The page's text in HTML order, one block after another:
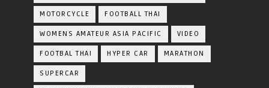
MOTORCYCLE FOOTBALL THAI
WOMENS AMATEUR ASIA PACIFIC VIDEO
FOOTBAL THAI HYPER CAR MARATHON
SUPERCAR